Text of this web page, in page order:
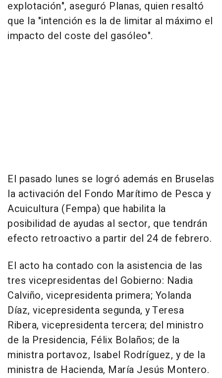
explotación", aseguró Planas, quien resaltó
que la "intención es la de limitar al máximo el
impacto del coste del gasóleo".
El pasado lunes se logró además en Bruselas
la activación del Fondo Marítimo de Pesca y
Acuicultura (Fempa) que habilita la
posibilidad de ayudas al sector, que tendrán
efecto retroactivo a partir del 24 de febrero.
El acto ha contado con la asistencia de las
tres vicepresidentas del Gobierno: Nadia
Calviño, vicepresidenta primera; Yolanda
Díaz, vicepresidenta segunda, y Teresa
Ribera, vicepresidenta tercera; del ministro
de la Presidencia, Félix Bolaños; de la
ministra portavoz, Isabel Rodríguez, y de la
ministra de Hacienda, María Jesús Montero.